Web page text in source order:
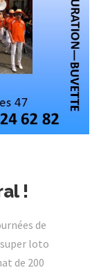
!
de
loto
de 200